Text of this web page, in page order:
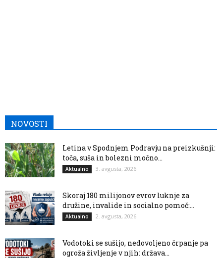
NOVOSTI
Letina v Spodnjem Podravju na preizkušnji:
toča, suša in bolezni močno...
Aktualno 3. avgusta, 2026
Skoraj 180 milijonov evrov luknje za
družine, invalide in socialno pomoč:...
Aktualno 2. avgusta, 2026
Vodotoki se sušijo, nedovoljeno črpanje pa
ogroža življenje v njih: država...